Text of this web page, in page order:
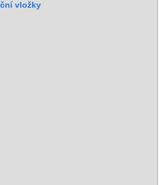
vložky